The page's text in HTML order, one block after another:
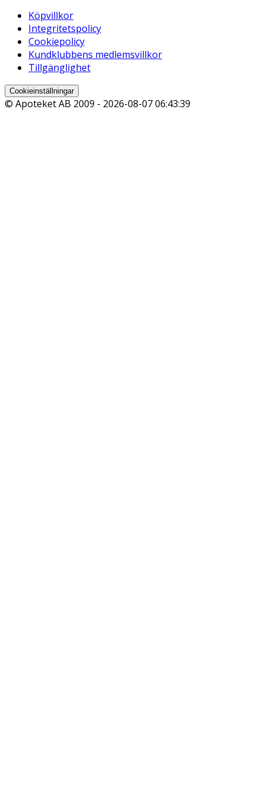
Köpvillkor
Integritetspolicy
Cookiepolicy
Kundklubbens medlemsvillkor
Tillgänglighet
Cookieinställningar
© Apoteket AB 2009 - 2026-08-07 06:43:39